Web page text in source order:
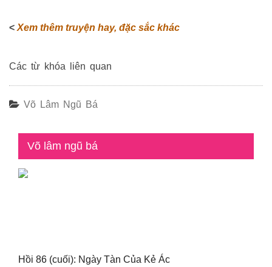
< Xem thêm truyện hay, đặc sắc khác
Các từ khóa liên quan
Võ Lâm Ngũ Bá
Võ lâm ngũ bá
Hồi 86 (cuối): Ngày Tàn Của Kẻ Ác